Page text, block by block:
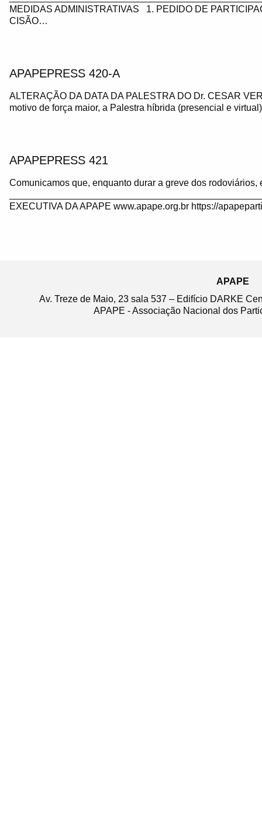
MEDIDAS ADMINISTRATIVAS 1. PEDIDO DE
CISÃO…
APAPEPRESS 420-A
ALTERAÇÃO DA DATA DA PALESTRA DO Dr. CESAR
motivo de força maior, a Palestra híbrida (presencial e
APAPEPRESS 421
Comunicamos que, enquanto durar a greve dos
EXECUTIVA DA APAPE www.apape.org.br https://
APAPE
Av. Treze de Maio, 23 sala 537 – Edifício DARKE
APAPE - Associação Nacional dos